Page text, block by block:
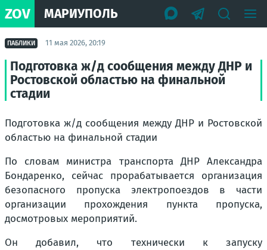
ZOV МАРИУПОЛЬ
ПАБЛИКИ 11 мая 2026, 20:19
Подготовка ж/д сообщения между ДНР и
Ростовской областью на финальной
стадии
Подготовка ж/д сообщения между ДНР и Ростовской
областью на финальной стадии
По словам министра транспорта ДНР Александра
Бондаренко, сейчас прорабатывается организация
безопасного пропуска электропоездов в части
организации прохождения пункта пропуска,
досмотровых мероприятий.
Он добавил, что технически к запуску